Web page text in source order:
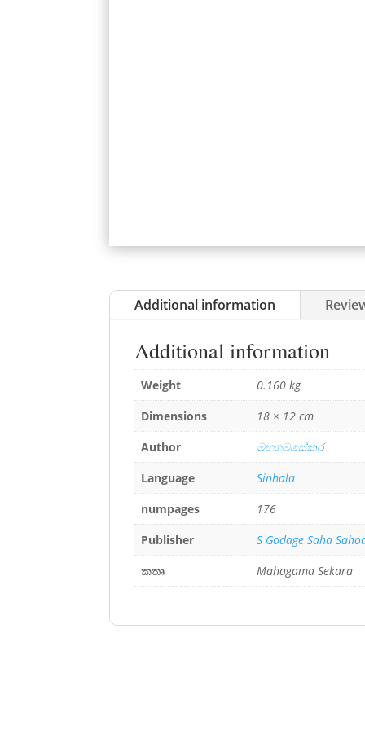
Additional information
Additional information
Weight
0.160 kg
Dimensions
18 × 12 cm
Author
මහගමසේකර
Language
Sinhala
numpages
176
Publisher
S Godage Saha
කතෘ
Mahagama Sekara